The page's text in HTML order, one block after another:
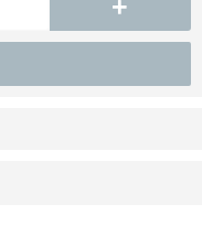
+